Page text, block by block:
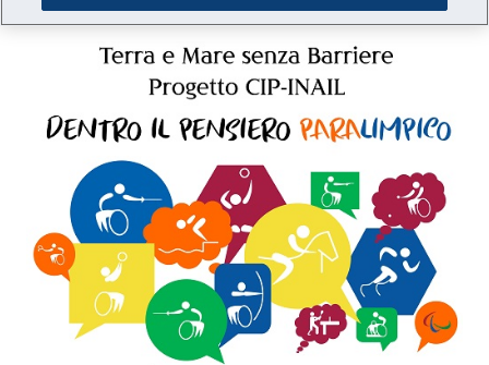
Evento - "Dentro il pensiero paralimpico"